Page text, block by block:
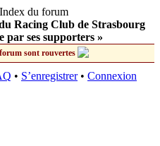
Racing Club de Strasbourg
par ses supporters »
sont rouvertes
• S’enregistrer• Connexion